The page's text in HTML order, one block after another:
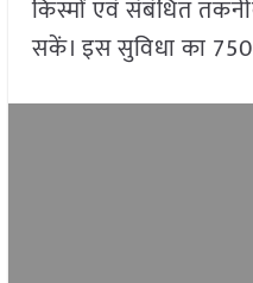
किस्मों एवं संबंधित
सकें। इस सुविधा का